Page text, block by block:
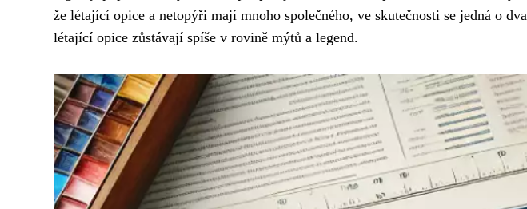
že létající opice a netopýři mají mnoho společného, ve skutečnosti se jedná o
létající opice zůstávají spíše v rovině mýtů a legend.